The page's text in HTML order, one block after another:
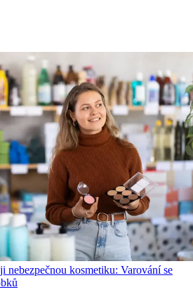
kosmetiku: Varování se